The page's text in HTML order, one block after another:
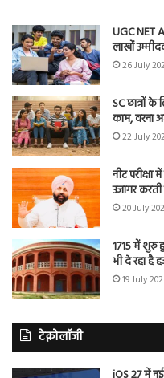
UGC NET
लाखों
26 July
SC छात्रों
काम, वरना
22 July
नीट परीक्षा
उजागर करती
20 July
1715 में शुरू
भी दे रहा है
19 July
टेक्नोलॉजी